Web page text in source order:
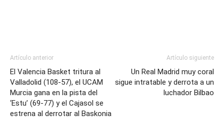
Artículo anterior
El Valencia Basket tritura al
Valladolid (108-57), el UCAM
Murcia gana en la pista del
‘Estu’ (69-77) y el Cajasol se
estrena al derrotar al Baskonia
Artículo siguiente
Un Real Madrid muy coral
sigue intratable y derrota a un
luchador Bilbao